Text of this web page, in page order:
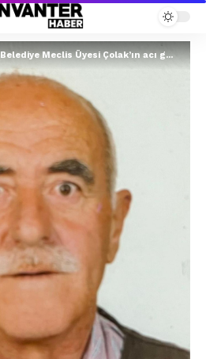
Belediye Meclis Üyesi Çolak’ın acı günü